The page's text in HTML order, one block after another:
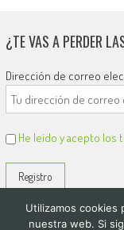
¿TE VAS A PERDER
Dirección de correo
He leído y acepto los
Utilizamos cookies
nuestra web. Si